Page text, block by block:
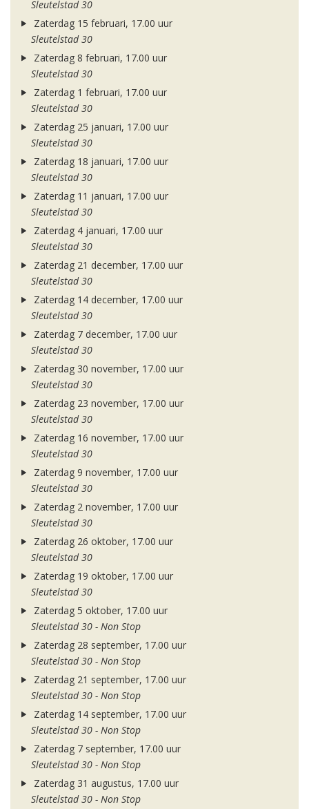
Sleutelstad 30
Zaterdag 15 februari, 17.00 uur
Sleutelstad 30
Zaterdag 8 februari, 17.00 uur
Sleutelstad 30
Zaterdag 1 februari, 17.00 uur
Sleutelstad 30
Zaterdag 25 januari, 17.00 uur
Sleutelstad 30
Zaterdag 18 januari, 17.00 uur
Sleutelstad 30
Zaterdag 11 januari, 17.00 uur
Sleutelstad 30
Zaterdag 4 januari, 17.00 uur
Sleutelstad 30
Zaterdag 21 december, 17.00 uur
Sleutelstad 30
Zaterdag 14 december, 17.00 uur
Sleutelstad 30
Zaterdag 7 december, 17.00 uur
Sleutelstad 30
Zaterdag 30 november, 17.00 uur
Sleutelstad 30
Zaterdag 23 november, 17.00 uur
Sleutelstad 30
Zaterdag 16 november, 17.00 uur
Sleutelstad 30
Zaterdag 9 november, 17.00 uur
Sleutelstad 30
Zaterdag 2 november, 17.00 uur
Sleutelstad 30
Zaterdag 26 oktober, 17.00 uur
Sleutelstad 30
Zaterdag 19 oktober, 17.00 uur
Sleutelstad 30
Zaterdag 5 oktober, 17.00 uur
Sleutelstad 30 - Non Stop
Zaterdag 28 september, 17.00 uur
Sleutelstad 30 - Non Stop
Zaterdag 21 september, 17.00 uur
Sleutelstad 30 - Non Stop
Zaterdag 14 september, 17.00 uur
Sleutelstad 30 - Non Stop
Zaterdag 7 september, 17.00 uur
Sleutelstad 30 - Non Stop
Zaterdag 31 augustus, 17.00 uur
Sleutelstad 30 - Non Stop